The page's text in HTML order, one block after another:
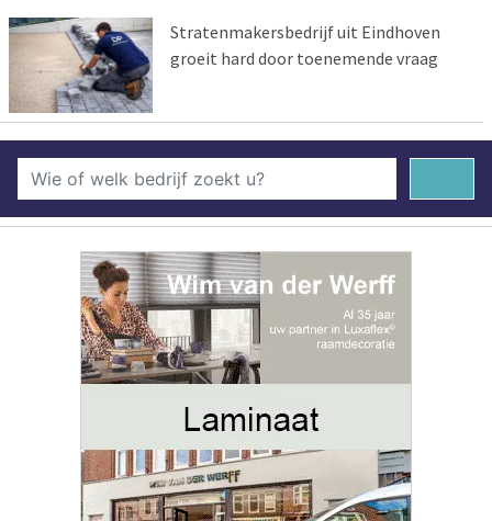
Stratenmakersbedrijf uit Eindhoven
groeit hard door toenemende vraag